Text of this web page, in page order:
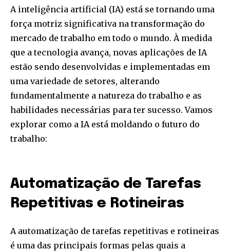
A inteligência artificial (IA) está se tornando uma
força motriz significativa na transformação do
mercado de trabalho em todo o mundo. À medida
que a tecnologia avança, novas aplicações de IA
estão sendo desenvolvidas e implementadas em
uma variedade de setores, alterando
fundamentalmente a natureza do trabalho e as
habilidades necessárias para ter sucesso. Vamos
explorar como a IA está moldando o futuro do
trabalho:
Automatização de Tarefas
Repetitivas e Rotineiras
A automatização de tarefas repetitivas e rotineiras
é uma das principais formas pelas quais a